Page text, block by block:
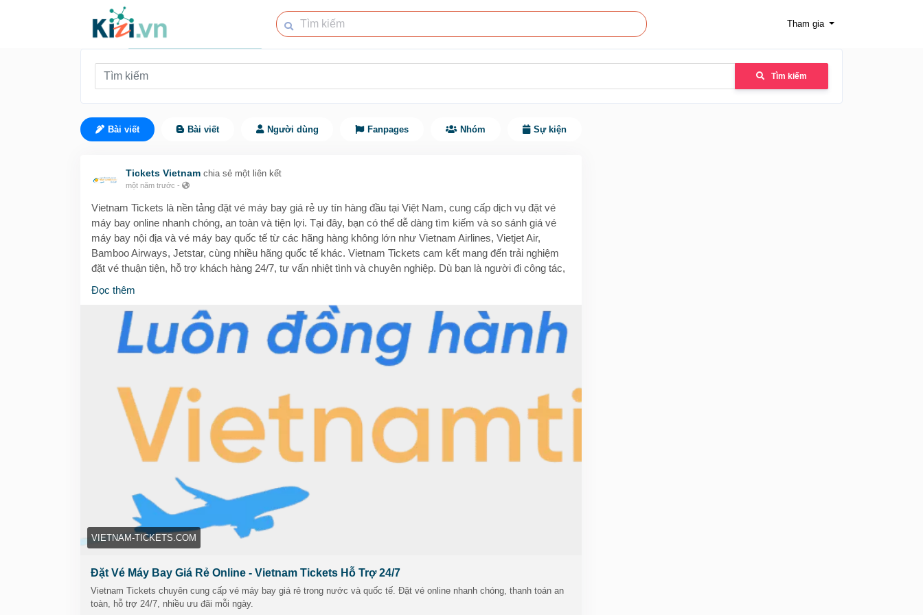
Tham gia
Tìm kiếm
Bài viết Bài viết Người dùng Fanpages Nhóm Sự kiện
Tickets Vietnam chia sẻ một liên kết
một năm trước -
Vietnam Tickets là nền tảng đặt vé máy bay giá rẻ uy tín hàng đầu tại Việt Nam, cung cấp dịch vụ đặt vé
máy bay online nhanh chóng, an toàn và tiện lợi. Tại đây, bạn có thể dễ dàng tìm kiếm và so sánh giá vé
máy bay nội địa và vé máy bay quốc tế từ các hãng hàng không lớn như Vietnam Airlines, Vietjet Air,
Bamboo Airways, Jetstar, cùng nhiều hãng quốc tế khác. Vietnam Tickets cam kết mang đến trải nghiệm
đặt vé thuận tiện, hỗ trợ khách hàng 24/7, tư vấn nhiệt tình và chuyên nghiệp. Dù bạn là người đi công tác,
Thông tin liên hệ:
Website: https://vietnam-tickets.com/
Địa chỉ: 69 Võ Thị Sáu, P.6, Q.3, Hồ Chí Minh, Vietnam
Maps: https://maps.app.goo.gl/nME1k4XK2Wo9CZQKA
Hashtags:
#vemaybaygiare
Đọc thêm
VIETNAM-TICKETS.COM
Đặt Vé Máy Bay Giá Rẻ Online - Vietnam Tickets Hỗ Trợ 24/7
Vietnam Tickets chuyên cung cấp vé máy bay giá rẻ trong nước và quốc tế. Đặt vé online nhanh chóng, thanh toán an
toàn, hỗ trợ 24/7, nhiều ưu đãi mỗi ngày.